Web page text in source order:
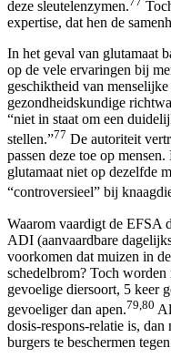
deze sleutelenzymen.
expertise, dat hen de
In het geval van glutamaat
op de vele ervaringen bij
geschiktheid van
gezondheidskundige
“niet in staat om een
stellen.”77 De autoriteit
passen deze toe op
glutamaat niet op dezelfde
“controversieel” bij
Waarom vaardigt de EFSA
ADI (aanvaardbare
voorkomen dat muizen in
schedelbrom? Toch worden
gevoelige diersoort, 5 keer
gevoeliger dan apen.79,80
dosis-respons-relatie is,
burgers te beschermen